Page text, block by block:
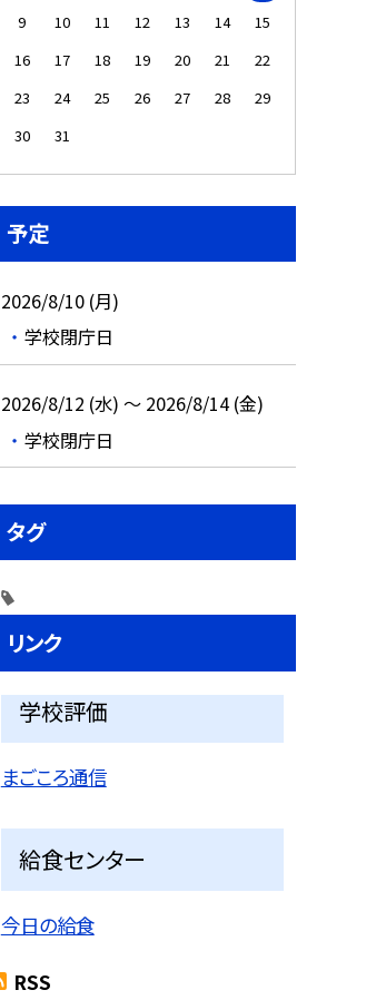
9
10 11 12 13 14
15
16
17 18 19 20 21
22
23
24 25 26 27 28
29
30
31
予定
2026/8/10 (月)
学校閉庁日
2026/8/12 (水) ～ 2026/8/14 (金)
学校閉庁日
タグ
リンク
学校評価
まごころ通信
給食センター
今日の給食
RSS